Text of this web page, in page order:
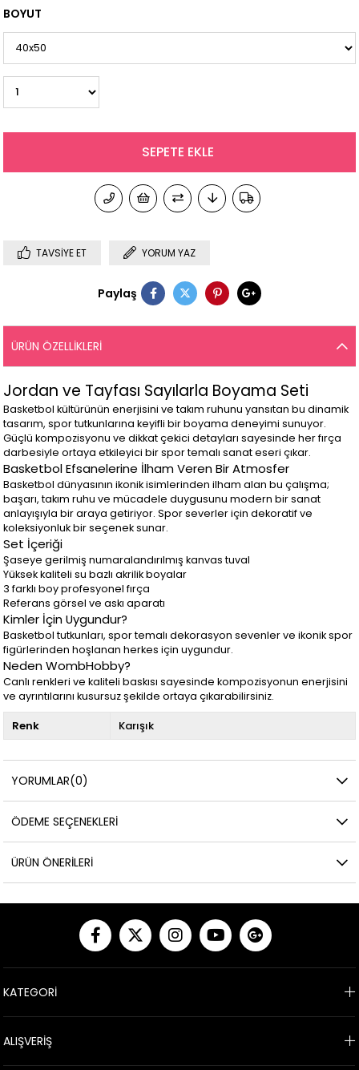
BOYUT
TAVSIYE ET YORUM YAZ
Paylaş
ÜRÜN ÖZELLIKLERI
Jordan ve Tayfası Sayılarla Boyama Seti
Basketbol kültürünün enerjisini ve takım ruhunu yansıtan bu dinamik
tasarım, spor tutkunlarına keyifli bir boyama deneyimi sunuyor.
Güçlü kompozisyonu ve dikkat çekici detayları sayesinde her fırça
darbesiyle ortaya etkileyici bir spor temalı sanat eseri çıkar.
Basketbol Efsanelerine İlham Veren Bir Atmosfer
Basketbol dünyasının ikonik isimlerinden ilham alan bu çalışma;
başarı, takım ruhu ve mücadele duygusunu modern bir sanat
anlayışıyla bir araya getiriyor. Spor severler için dekoratif ve
koleksiyonluk bir seçenek sunar.
Set İçeriği
Şaseye gerilmiş numaralandırılmış kanvas tuval
Yüksek kaliteli su bazlı akrilik boyalar
3 farklı boy profesyonel fırça
Referans görsel ve askı aparatı
Kimler İçin Uygundur?
Basketbol tutkunları, spor temalı dekorasyon sevenler ve ikonik spor
figürlerinden hoşlanan herkes için uygundur.
Neden WombHobby?
Canlı renkleri ve kaliteli baskısı sayesinde kompozisyonun enerjisini
ve ayrıntılarını kusursuz şekilde ortaya çıkarabilirsiniz.
Renk Karışık
YORUMLAR(0)
ÖDEME SEÇENEKLERI
ÜRÜN ÖNERILERI
KATEGORİ
ALIŞVERİŞ